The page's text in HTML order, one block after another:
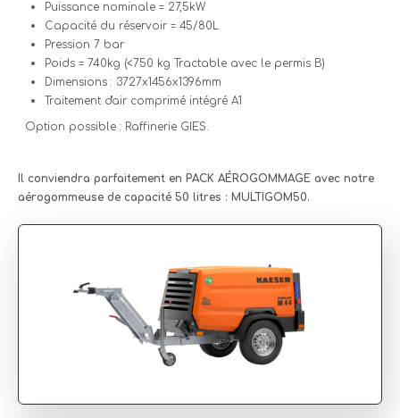
Puissance nominale = 27,5kW
Capacité du réservoir = 45/80L
Pression 7 bar
Poids = 740kg (<750 kg Tractable avec le permis B)
Dimensions : 3727x1456x1396mm
Traitement d'air comprimé intégré A1
Option possible : Raffinerie GIES.
Il conviendra parfaitement en PACK AÉROGOMMAGE avec notre
aérogommeuse de capacité 50 litres : MULTIGOM50.